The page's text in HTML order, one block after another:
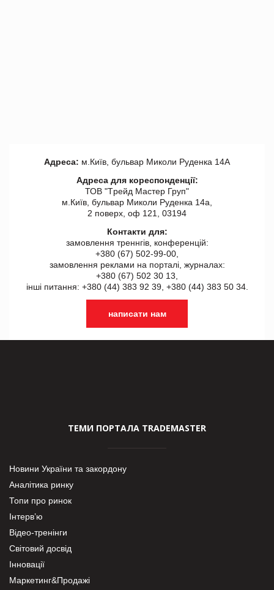
Адреса: м.Київ, бульвар Миколи Руденка 14А
Адреса для кореспонденції:
ТОВ "Tрейд Мастер Груп"
м.Київ, бульвар Миколи Руденка 14а,
2 поверх, оф 121, 03194
Контакти для:
замовлення треннгів, конференцій:
+380 (67) 502-99-00,
замовлення реклами на порталі, журналах:
+380 (67) 502 30 13,
інші питання: +380 (44) 383 92 39, +380 (44) 383 50 34.
написати нам
ТЕМИ ПОРТАЛА TRADEMASTER
Новини України та закордону
Аналітика ринку
Топи про ринок
Інтерв’ю
Відео-тренінги
Світовий досвід
Інновації
Маркетинг&Продажі